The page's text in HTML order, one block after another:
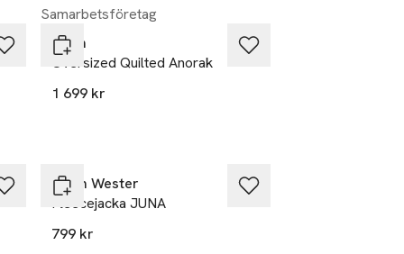
Samarbetsföretag
aim'n
Oversized Quilted Anorak
1 699 kr
Carin Wester
Fleecejacka JUNA
799 kr